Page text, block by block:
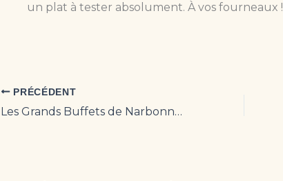
un plat à tester absolument. À vos fourneaux !
PRÉCÉDENT
Les Grands Buffets de Narbonne : l’expérience gourmande ultime en France